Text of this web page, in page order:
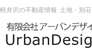
軽井沢の不動産情報 土地・別